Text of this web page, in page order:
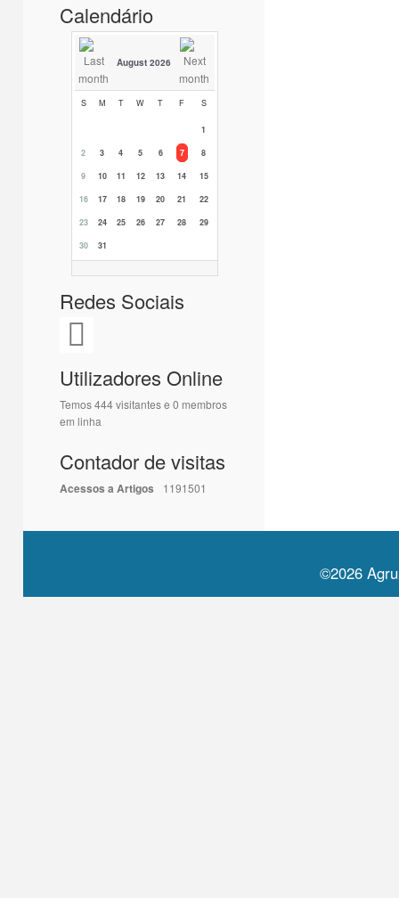
Calendário
August 2026
S M T W T F S
1
2
3 4 5 6 7
8
9
10 11 12 13 14
15
16
17 18 19 20 21
22
23
24 25 26 27 28
29
30
31
Redes Sociais
Utilizadores Online
Temos 444 visitantes e 0 membros
em linha
Contador de visitas
Acessos a Artigos 1191501
©2026